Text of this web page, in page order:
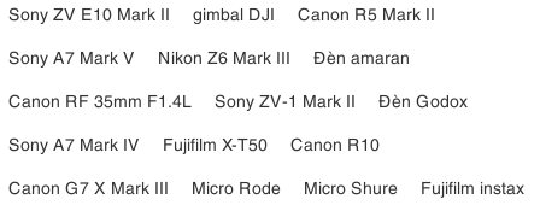
mượt mà với Wireless GO là một ưu điểm lớn, cùng với màu đen
sang trọng. Chúng tôi khuyến khích RODE Interview GO đối với
cho các bản ghi và phỏng vấn chuyên nghiệp.
Sony ZV E10 Mark II
gimbal DJI
Canon R5 Mark II
Sony A7 Mark V
Nikon Z6 Mark III
Đèn amaran
Canon RF 35mm F1.4L
Sony ZV-1 Mark II
Đèn Godox
Sony A7 Mark IV
Fujifilm X-T50
Canon R10
Canon G7 X Mark III
Micro Rode Micro Shure
Fujifilm instax